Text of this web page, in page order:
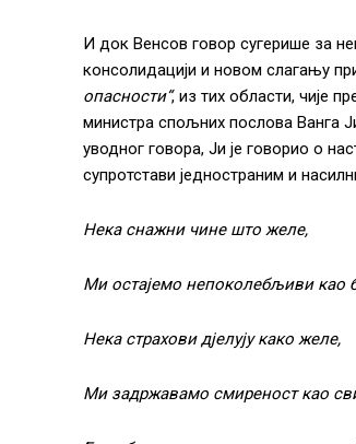
И док Венсов говор сугерише за
консолидацији и новом слагању
опасности“, из тих области, чије
министра спољних послова Ванга
уводног говора, Ји је говорио о
супротстави једностраним и
Нека снажни чине што желе,
Ми остајемо непоколебљиви као
Нека страхови дјелују како желе,
Ми задржавамо смиреност као